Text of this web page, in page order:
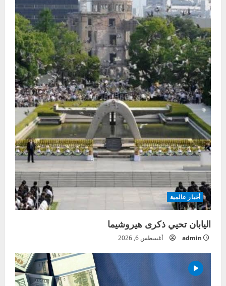
أخبار عالمية
اليابان تحيي ذكرى هيروشيما
admin أغسطس 6, 2026